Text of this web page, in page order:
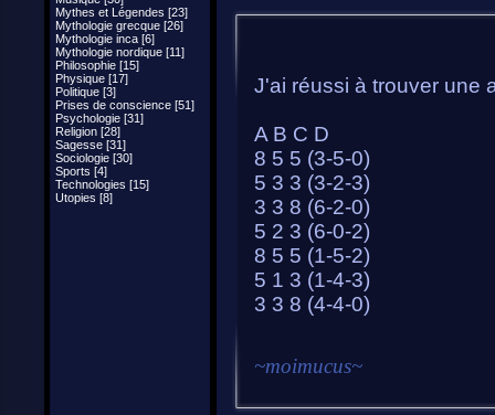
Mythes et Légendes [23]
Mythologie grecque [26]
Mythologie inca [6]
Mythologie nordique [11]
Philosophie [15]
Physique [17]
Politique [3]
Prises de conscience [51]
Psychologie [31]
Religion [28]
Sagesse [31]
Sociologie [30]
Sports [4]
Technologies [15]
Utopies [8]
J'ai réussi à trouver une
A B C D
8 5 5 (3-5-0)
5 3 3 (3-2-3)
3 3 8 (6-2-0)
5 2 3 (6-0-2)
8 5 5 (1-5-2)
5 1 3 (1-4-3)
3 3 8 (4-4-0)
~moimucus~